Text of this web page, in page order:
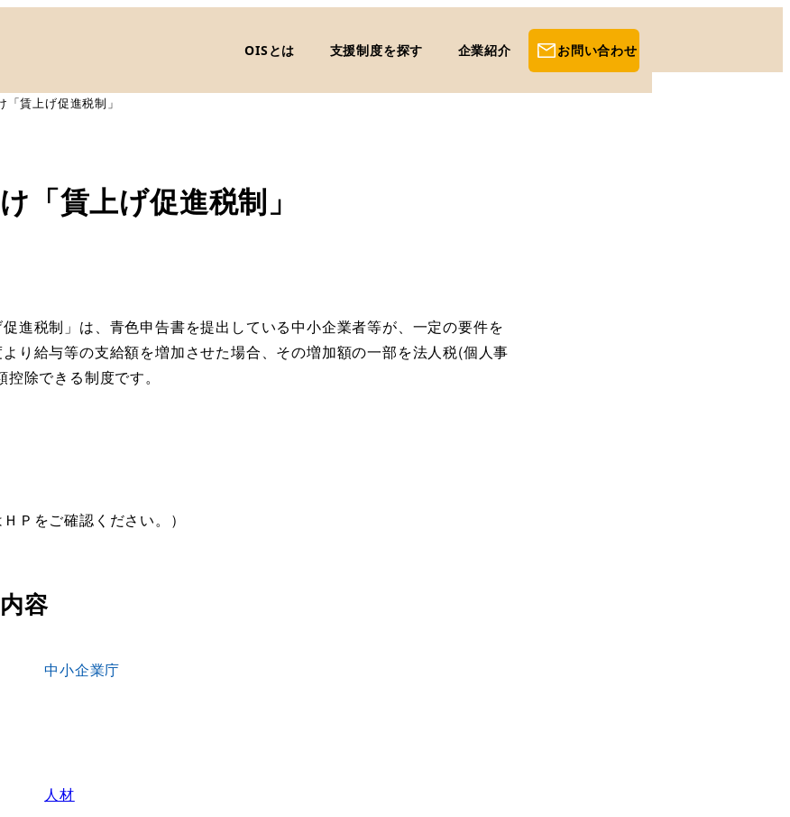
OISとは 支援制度を探す 企業紹介 お問い合わせ
「賃上げ促進税制」
「賃上げ促進税制」
進税制」は、青色申告書を提出している中小企業者等が、一定の要件を
り給与等の支給額を増加させた場合、その増加額の一部を法人税(個人事
除できる制度です。
Ｐをご確認ください。）
容
中小企業庁
人材